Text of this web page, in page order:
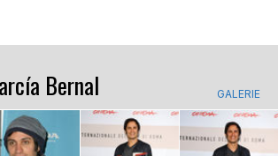
Bernal GALERIE